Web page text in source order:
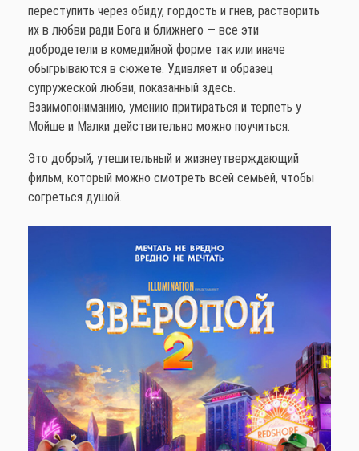
переступить через обиду, гордость и гнев, растворить
их в любви ради Бога и ближнего — все эти
добродетели в комедийной форме так или иначе
обыгрываются в сюжете. Удивляет и образец
супружеской любви, показанный здесь.
Взаимопониманию, умению притираться и терпеть у
Мойше и Малки действительно можно поучиться.
Это добрый, утешительный и жизнеутверждающий
фильм, который можно смотреть всей семьёй, чтобы
согреться душой.